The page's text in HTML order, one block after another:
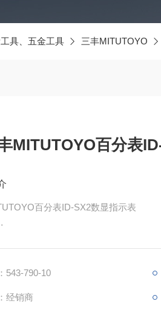
具、五金工具 三丰MITUTOYO
MITUTOYO百分表
百分表ID-SX2数显指示表
543-790-10
经销商